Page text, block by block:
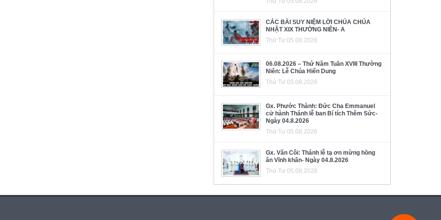
CÁC BÀI SUY NIỆM LỜI CHÚA CHÚA
NHẬT XIX THƯỜNG NIÊN- A
Thứ Tư 05.08.2026
06.08.2026 – Thứ Năm Tuần XVIII Thường
Niên: Lễ Chúa Hiển Dung
Thứ Tư 05.08.2026
Gx. Phước Thành: Đức Cha Emmanuel
cử hành Thánh lễ ban Bí tích Thêm Sức-
Ngày 04.8.2026
Thứ Tư 05.08.2026
Gx. Văn Côi: Thánh lễ tạ ơn mừng hồng
ân Vĩnh khấn- Ngày 04.8.2026
Thứ Tư 05.08.2026